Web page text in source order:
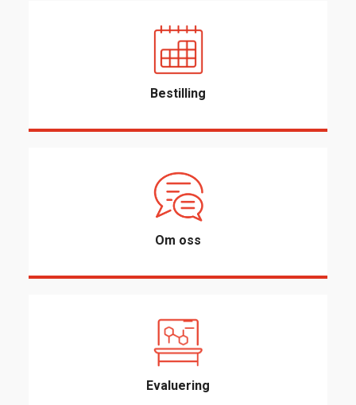
Bestilling
Om oss
Evaluering